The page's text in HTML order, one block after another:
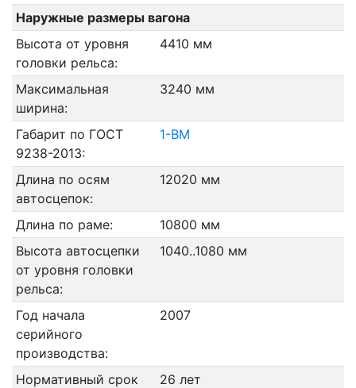
Наружные размеры вагона
Высота от уровня
головки рельса:
4410 мм
Максимальная
ширина:
3240 мм
Габарит по ГОСТ
9238-2013:
1-ВМ
Длина по осям
автосцепок:
12020 мм
Длина по раме:
10800 мм
Высота автосцепки
от уровня головки
рельса:
1040..1080 мм
Год начала
серийного
производства:
2007
Нормативный срок
26 лет